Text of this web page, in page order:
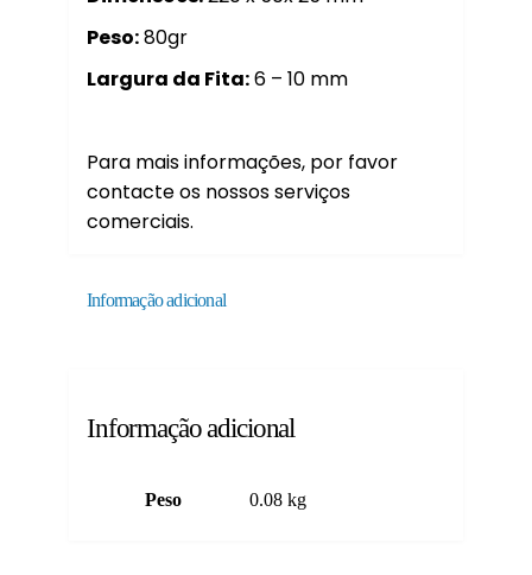
Peso:80gr
Largura da Fita:6 – 10 mm
Para mais informações, por favor
contacte os nossos serviços
comerciais.
Informação adicional
Informação adicional
Peso 0.08 kg